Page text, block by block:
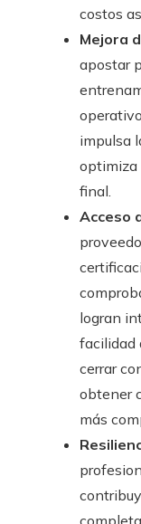
costos
Mejora
apostar
impulsa
optimiza
final.
Acceso
logran
facilidad
cerrar
obtener
más